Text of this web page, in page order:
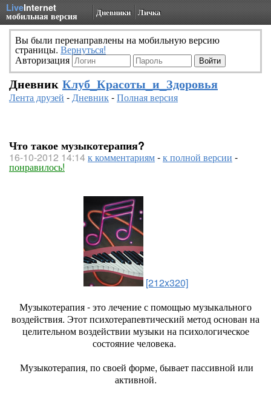
LiveInternet
мобильная версия Дневники Личка
Вы были перенаправлены на мобильную версию
страницы. Вернуться!
Авторизация
Дневник Клуб_Красоты_и_Здоровья
Лента друзей -Дневник-Полная версия
Что такое музыкотерапия?
16-10-2012 14:14к комментариям-к полной версии -
понравилось!
[212x320]
Музыкотерапия - это лечение с помощью музыкального
воздействия. Этот психотерапевтический метод основан на
целительном воздействии музыки на психологическое
состояние человека.
Музыкотерапия, по своей форме, бывает пассивной или
активной.